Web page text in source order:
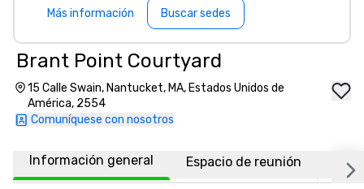
Más información Buscar sedes
Brant Point Courtyard
15 Calle Swain, Nantucket, MA, Estados Unidos de
América, 2554
Comuníquese con nosotros
Información general Espacio de reunión